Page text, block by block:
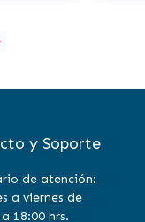
y Soporte
de atención:
a viernes de
18:00 hrs.